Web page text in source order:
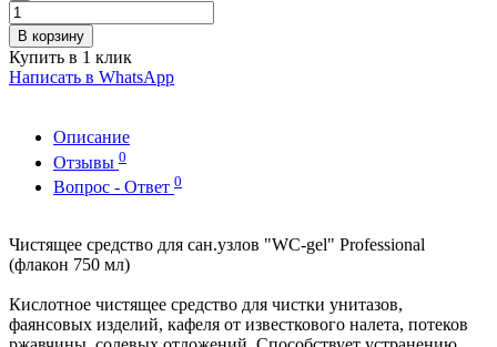
В корзину
Купить в 1 клик
Написать в WhatsApp
Описание
Отзывы 0
Вопрос - Ответ 0
Чистящее средство для сан.узлов "WC-gel" Professional
(флакон 750 мл)
Кислотное чистящее средство для чистки унитазов,
фаянсовых изделий, кафеля от известкового налета, потеков